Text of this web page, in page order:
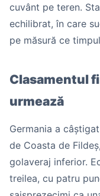
cuvânt pe teren.
echilibrat, în care
pe măsură ce
Clasamentul
urmează
Germania a
de Coasta de
golaveraj inferior.
treilea, cu patru